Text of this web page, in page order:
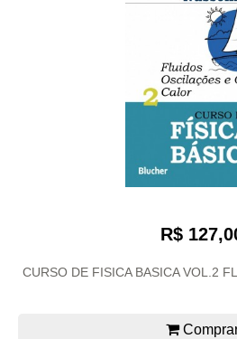
R$
CURSO DE FISICA BASICA VOL.2